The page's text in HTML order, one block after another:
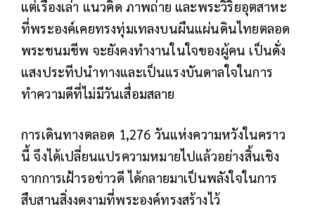
แต่เรื่องเล่า แนวคิด ภาพถ่าย และพระวิริยอุตสาหะ
ที่พระองค์เคยทรงทุ่มเทลงบนผืนแผ่นดินไทยตลอด
พระชนมชีพ จะยังคงทำงานในใจของผู้คน เป็นดั่ง
แสงประทีปนำทางและเป็นแรงบันดาลใจในการ
ทำความดีที่ไม่มีวันเสื่อมสลาย
การเดินทางตลอด 1,276 วันแห่งความหวังในคราว
นี้ จึงได้เปลี่ยนแปรความหมายไปแล้วอย่างสิ้นเชิง
จากการเฝ้ารอข่าวดี ได้กลายมาเป็นพลังใจในการ
สืบสานสิ่งงดงามที่พระองค์ทรงสร้างไว้